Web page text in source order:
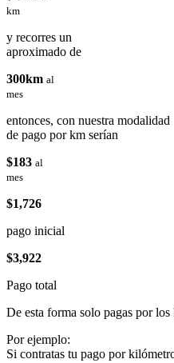
km
y recorres un
aproximado de
300km al
mes
entonces, con nuestra modalidad
de pago por km serían
$183 al
mes
$1,726
pago inicial
$3,922
Pago total
De esta forma solo pagas por los
Por ejemplo:
Si contratas tu pago por